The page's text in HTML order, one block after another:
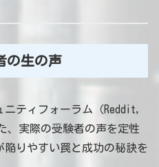
の生の声
ニティフォーラム（Reddit,
、実際の受験者の声を定性
陥りやすい罠と成功の秘訣を